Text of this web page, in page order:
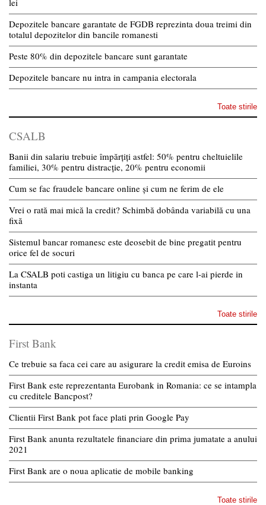
lei
Depozitele bancare garantate de FGDB reprezinta doua treimi din
totalul depozitelor din bancile romanesti
Peste 80% din depozitele bancare sunt garantate
Depozitele bancare nu intra in campania electorala
Toate stirile
CSALB
Banii din salariu trebuie împărțiți astfel: 50% pentru cheltuielile
familiei, 30% pentru distracție, 20% pentru economii
Cum se fac fraudele bancare online și cum ne ferim de ele
Vrei o rată mai mică la credit? Schimbă dobânda variabilă cu una
fixă
Sistemul bancar romanesc este deosebit de bine pregatit pentru
orice fel de socuri
La CSALB poti castiga un litigiu cu banca pe care l-ai pierde in
instanta
Toate stirile
First Bank
Ce trebuie sa faca cei care au asigurare la credit emisa de Euroins
First Bank este reprezentanta Eurobank in Romania: ce se intampla
cu creditele Bancpost?
Clientii First Bank pot face plati prin Google Pay
First Bank anunta rezultatele financiare din prima jumatate a anului
2021
First Bank are o noua aplicatie de mobile banking
Toate stirile